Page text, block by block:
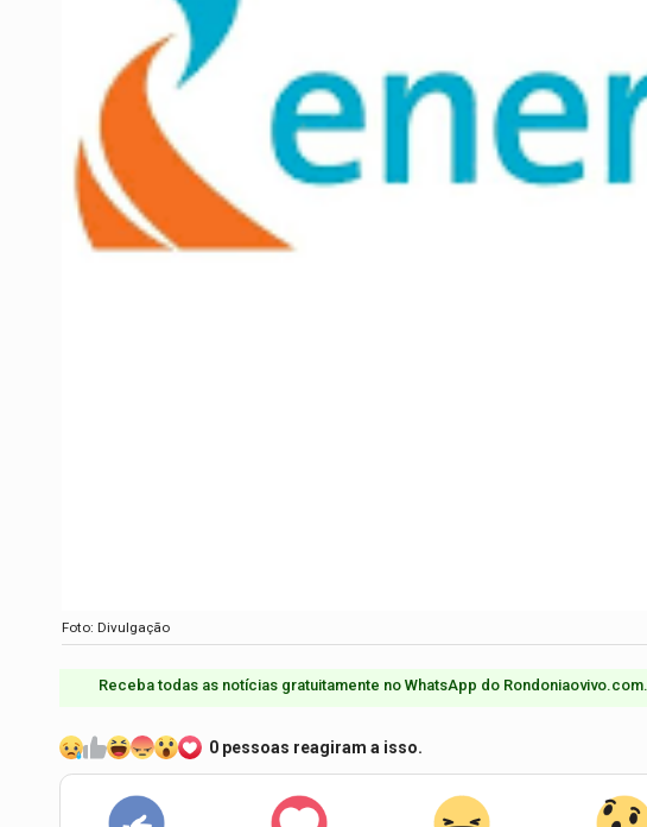
Foto: Divulgação
Receba todas as notícias gratuitamente no WhatsApp do Rondoniaovivo.com.​
0 pessoas reagiram a isso.